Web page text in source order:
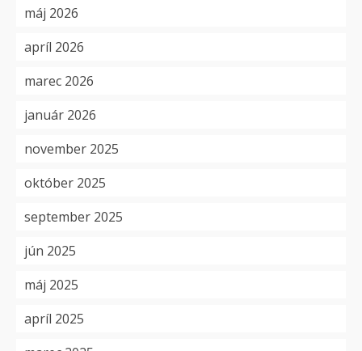
máj 2026
apríl 2026
marec 2026
január 2026
november 2025
október 2025
september 2025
jún 2025
máj 2025
apríl 2025